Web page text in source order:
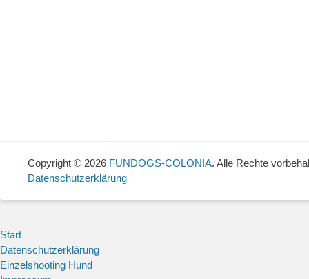
Copyright © 2026 FUNDOGS-COLONIA. Alle Rechte
Datenschutzerklärung
Start
Datenschutzerklärung
Einzelshooting Hund